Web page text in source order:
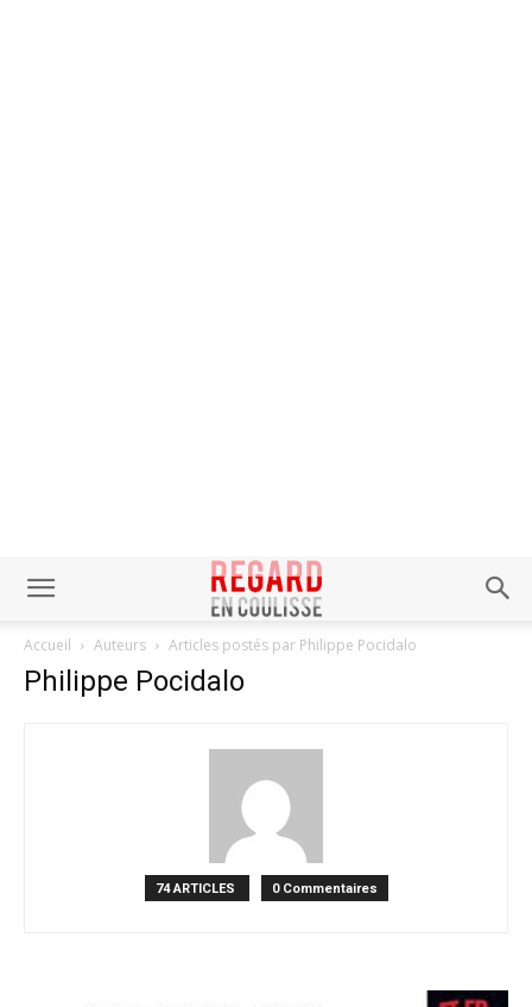
Accueil Auteurs Articles postés par Philippe Pocidalo
Philippe Pocidalo
74 ARTICLES 0 Commentaires